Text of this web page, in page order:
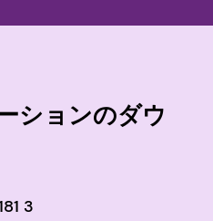
ションのダウ
3